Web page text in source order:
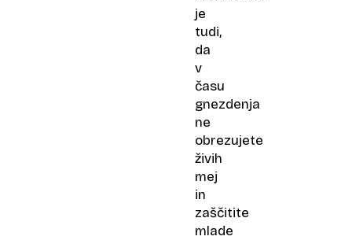
je
tudi,
da
v
času
gnezdenja
ne
obrezujete
živih
mej
in
zaščitite
mlade